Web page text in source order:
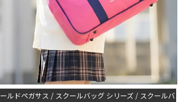
ルドペガサス / スクールバッグ シリーズ / スクールバ